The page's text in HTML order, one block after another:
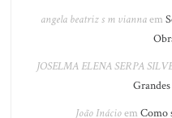
angela beatriz s m viannaem
JOSELMA ELENA SERPA
João Inácioem Como